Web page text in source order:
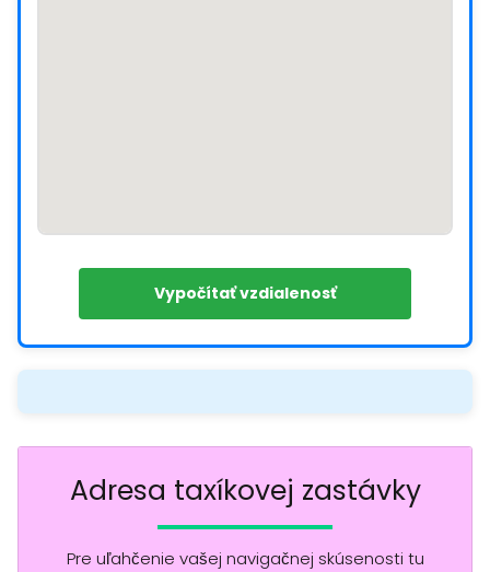
Vypočítať vzdialenosť
Adresa taxíkovej zastávky
Pre uľahčenie vašej navigačnej skúsenosti tu